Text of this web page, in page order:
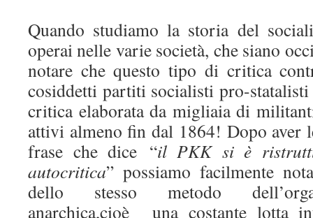
Quando studiamo la storia del
operai nelle varie società, che siano
notare che questo tipo di critica
cosiddetti partiti socialisti pro-statalisti
critica elaborata da migliaia di
attivi almeno fin dal 1864! Dopo aver
frase che dice “il PKK si è
autocritica” possiamo facilmente
dello stesso metodo
anarchica,cioè una costante lotta